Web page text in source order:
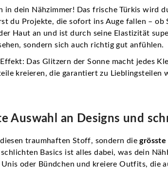
in dein Nähzimmer! Das frische Türkis wird
du Projekte, die sofort ins Auge fallen – ob
Haut an und ist durch seine Elastizität
sondern sich auch richtig gut anfühlen.
Das Glitzern der Sonne macht jedes
kreieren, die garantiert zu Lieblingsteilen
Auswahl an Designs und
traumhaften Stoff, sondern diegrösste
Basics ist alles dabei, was dein
oder Bündchen und kreiere Outfits, die